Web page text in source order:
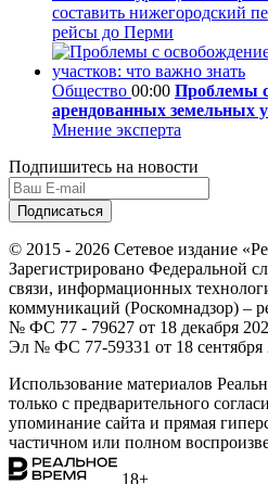
составить нижегородский
рейсы до Перми
Общество 00:00 Проблемы
арендованных земельных
Мнение эксперта
Подпишитесь на новости
© 2015 - 2026 Сетевое издание
Зарегистрировано Федеральной
связи, информационных
коммуникаций (Роскомнадзор) –
№ ФС 77 - 79627 от 18 декабря
Эл № ФС 77-59331 от 18 сентября
Использование материалов
только с предварительного
упоминание сайта и прямая
частичном или полном
18+